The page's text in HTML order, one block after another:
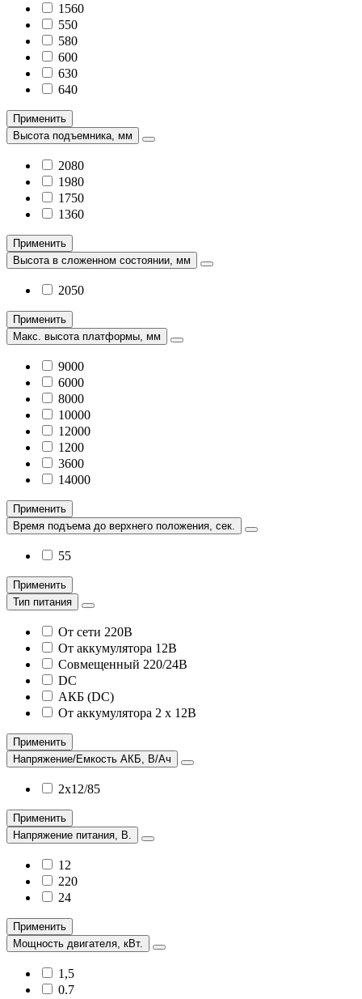
1560
550
580
600
630
640
Применить
Высота подъемника, мм
2080
1980
1750
1360
Применить
Высота в сложенном состоянии, мм
2050
Применить
Макс. высота платформы, мм
9000
6000
8000
10000
12000
1200
3600
14000
Применить
Время подъема до верхнего положения, сек.
55
Применить
Тип питания
От сети 220В
От аккумулятора 12В
Совмещенный 220/24В
DC
АКБ (DC)
От аккумулятора 2 х 12В
Применить
Напряжение/Емкость АКБ, В/Ач
2х12/85
Применить
Напряжение питания, В.
12
220
24
Применить
Мощность двигателя, кВт.
1,5
0.7